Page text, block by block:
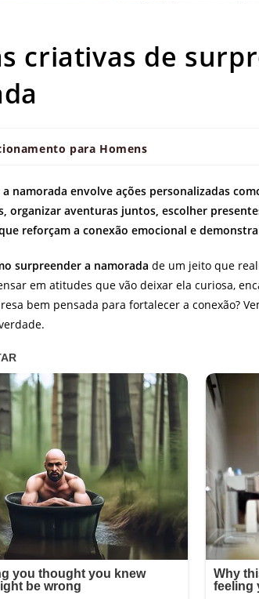
criativas de
para Homens
namorada envolve ações personalizadas
organizar aventuras juntos, escolher
reforçam a conexão emocional e
surpreender a namorada de um jeito que
em atitudes que vão deixar ela curiosa,
bem pensada para fortalecer a conexão?